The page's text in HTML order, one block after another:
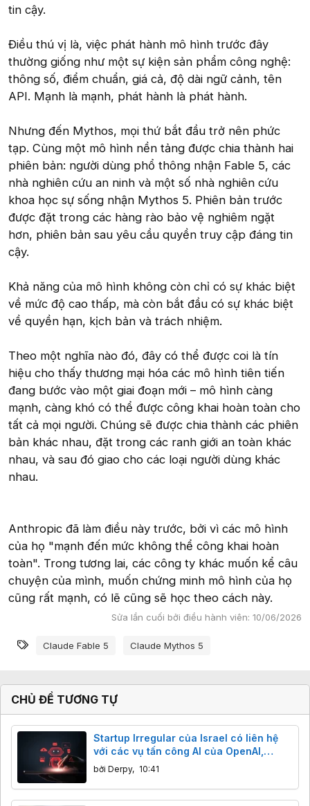
tin cậy.
Điều thú vị là, việc phát hành mô hình trước đây
thường giống như một sự kiện sản phẩm công nghệ:
thông số, điểm chuẩn, giá cả, độ dài ngữ cảnh, tên
API. Mạnh là mạnh, phát hành là phát hành.
Nhưng đến Mythos, mọi thứ bắt đầu trở nên phức
tạp. Cùng một mô hình nền tảng được chia thành hai
phiên bản: người dùng phổ thông nhận Fable 5, các
nhà nghiên cứu an ninh và một số nhà nghiên cứu
khoa học sự sống nhận Mythos 5. Phiên bản trước
được đặt trong các hàng rào bảo vệ nghiêm ngặt
hơn, phiên bản sau yêu cầu quyền truy cập đáng tin
cậy.
Khả năng của mô hình không còn chỉ có sự khác biệt
về mức độ cao thấp, mà còn bắt đầu có sự khác biệt
về quyền hạn, kịch bản và trách nhiệm.
Theo một nghĩa nào đó, đây có thể được coi là tín
hiệu cho thấy thương mại hóa các mô hình tiên tiến
đang bước vào một giai đoạn mới – mô hình càng
mạnh, càng khó có thể được công khai hoàn toàn cho
tất cả mọi người. Chúng sẽ được chia thành các phiên
bản khác nhau, đặt trong các ranh giới an toàn khác
nhau, và sau đó giao cho các loại người dùng khác
nhau.
Anthropic đã làm điều này trước, bởi vì các mô hình
của họ "mạnh đến mức không thể công khai hoàn
toàn". Trong tương lai, các công ty khác muốn kể câu
chuyện của mình, muốn chứng minh mô hình của họ
cũng rất mạnh, có lẽ cũng sẽ học theo cách này.
Sửa lần cuối bởi điều hành viên: 10/06/2026
Từ khóa
Claude Fable 5 Claude Mythos 5
CHỦ ĐỀ TƯƠNG TỰ
Startup Irregular của Israel có liên hệ
với các vụ tấn công AI của OpenAI,
Anthropic và Meta
bởi Derpy, 10:41